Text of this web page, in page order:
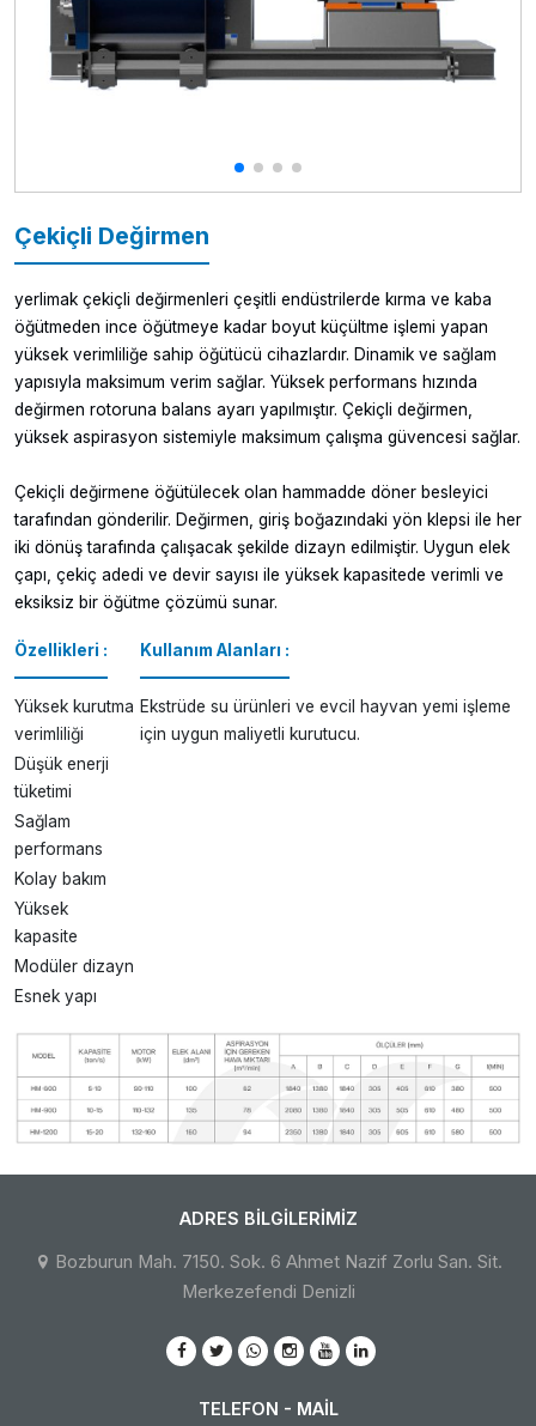
Çekiçli Değirmen
yerlimak çekiçli değirmenleri çeşitli endüstrilerde kırma ve kaba
öğütmeden ince öğütmeye kadar boyut küçültme işlemi yapan
yüksek verimliliğe sahip öğütücü cihazlardır. Dinamik ve sağlam
yapısıyla maksimum verim sağlar. Yüksek performans hızında
değirmen rotoruna balans ayarı yapılmıştır. Çekiçli değirmen,
yüksek aspirasyon sistemiyle maksimum çalışma güvencesi sağlar.
Çekiçli değirmene öğütülecek olan hammadde döner besleyici
tarafından gönderilir. Değirmen, giriş boğazındaki yön klepsi ile her
iki dönüş tarafında çalışacak şekilde dizayn edilmiştir. Uygun elek
çapı, çekiç adedi ve devir sayısı ile yüksek kapasitede verimli ve
eksiksiz bir öğütme çözümü sunar.
Özellikleri : Kullanım Alanları :
Yüksek kurutma
verimliliği
Ekstrüde su ürünleri ve evcil hayvan yemi işleme
için uygun maliyetli kurutucu.
Düşük enerji
tüketimi
Sağlam
performans
Kolay bakım
Yüksek
kapasite
Modüler dizayn
Esnek yapı
ADRES BILGILERIMIZ
Bozburun Mah. 7150. Sok. 6 Ahmet Nazif Zorlu San. Sit.
Merkezefendi Denizli
TELEFON - MAIL